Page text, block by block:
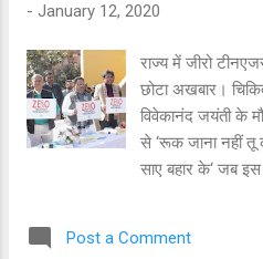
आधार पर लगाई जा
पांच के उप-नियम 4
में रखते हुए उन्हें
जाहिर करने का
भी सरकारी
या उससे जुड़ा नहीं
भी सरकारी
- January 12, 2020
राज्य में जीरो
छोटा अखबार।
विवेकानंद जयंती के
से ‘रूक जाना नहीं तू
साए बहार के‘ जब इस
रखें और स्वामीजी की
Post a Comment